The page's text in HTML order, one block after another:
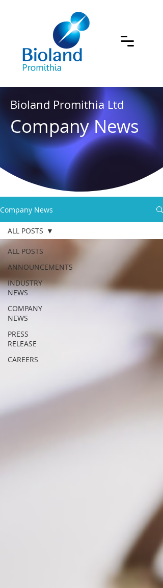
Bioland Promithia Ltd
Company News
Company News
ALL POSTS
ANNOUNCEMENTS
INDUSTRY
NEWS
COMPANY
NEWS
PRESS
RELEASE
CAREERS
ALL POSTS